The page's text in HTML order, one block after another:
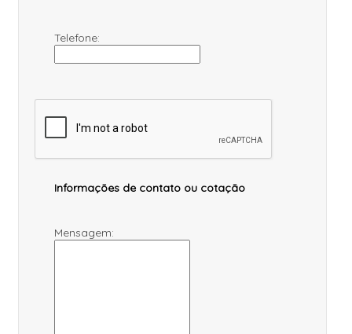
Telefone:
Informações de contato ou cotação
Mensagem: